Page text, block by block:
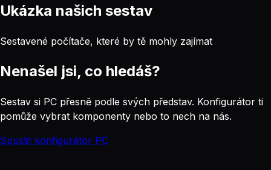
Ukázka našich sestav
Sestavené počítače, které by tě mohly zajímat
Nenašel jsi, co hledáš?
Sestav si PC přesně podle svých představ. Konfigurátor ti
pomůže vybrat komponenty nebo to nech na nás.
Spustit konfigurátor PC